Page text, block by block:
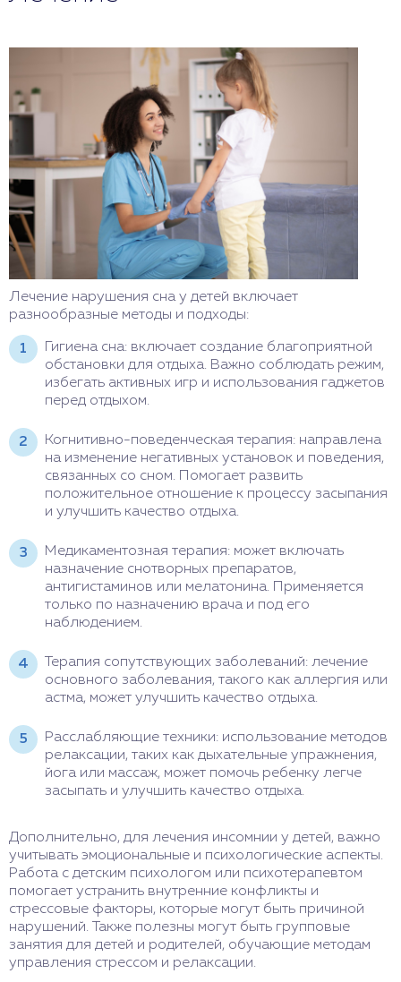
Лечение нарушения сна у детей включает
разнообразные методы и подходы:
Гигиена сна: включает создание благоприятной
обстановки для отдыха. Важно соблюдать режим,
избегать активных игр и использования гаджетов
перед отдыхом.
Когнитивно-поведенческая терапия: направлена
на изменение негативных установок и поведения,
связанных со сном. Помогает развить
положительное отношение к процессу засыпания
и улучшить качество отдыха.
Медикаментозная терапия: может включать
назначение снотворных препаратов,
антигистаминов или мелатонина. Применяется
только по назначению врача и под его
наблюдением.
Терапия сопутствующих заболеваний: лечение
основного заболевания, такого как аллергия или
астма, может улучшить качество отдыха.
Расслабляющие техники: использование методов
релаксации, таких как дыхательные упражнения,
йога или массаж, может помочь ребенку легче
засыпать и улучшить качество отдыха.
Дополнительно, для лечения инсомнии у детей, важно
учитывать эмоциональные и психологические аспекты.
Работа с детским психологом или психотерапевтом
помогает устранить внутренние конфликты и
стрессовые факторы, которые могут быть причиной
нарушений. Также полезны могут быть групповые
занятия для детей и родителей, обучающие методам
управления стрессом и релаксации.